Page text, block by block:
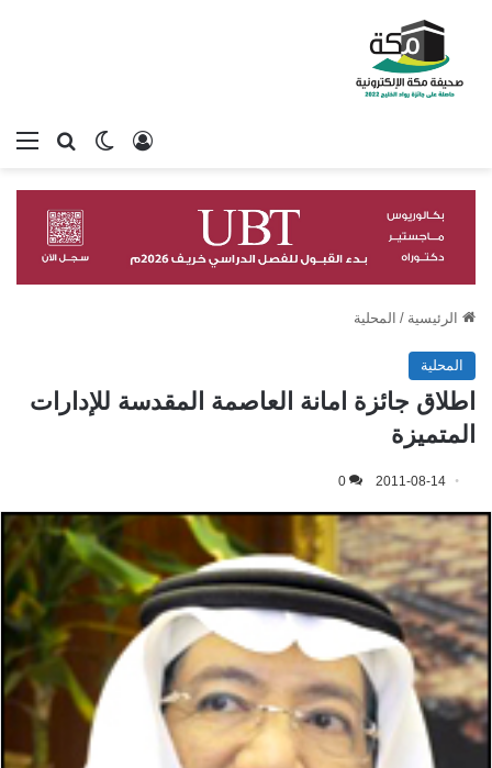
بحثالوضع
تسجيل الدخول
الرئيسية / المحلية
المحلية
اطلاق جائزة امانة العاصمة المقدسة للإدارات
المتميزة
2011-08-14
0